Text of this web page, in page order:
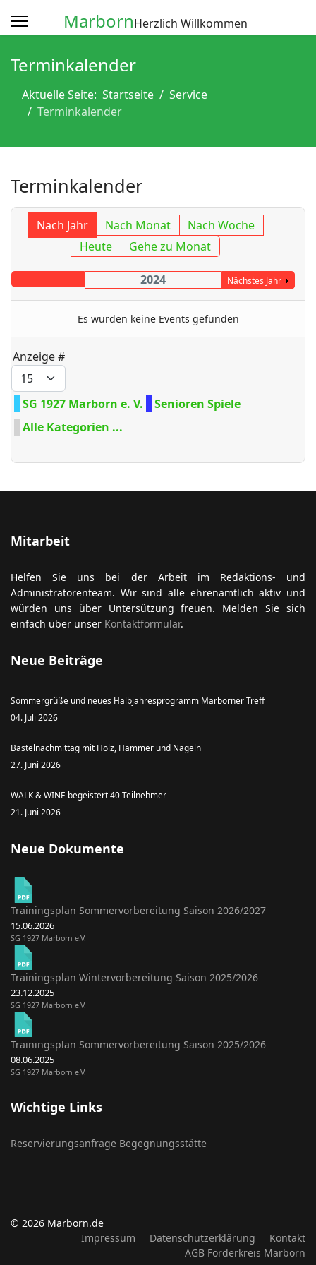
MarbornHerzlich Willkommen
Terminkalender
Aktuelle Seite: Startseite
Service
Terminkalender
Terminkalender
Nach Jahr Nach Monat
Nach Woche
Heute
Gehe zu Monat
2024 Nächstes Jahr
Es wurden keine Events gefunden
Anzeige #
SG 1927 Marborn e. V.
Senioren Spiele
Alle Kategorien ...
Mitarbeit
Helfen Sie uns bei der Arbeit im Redaktions- und
Administratorenteam. Wir sind alle ehrenamtlich aktiv und
würden uns über Untersützung freuen. Melden Sie sich
einfach über unser Kontaktformular.
Neue Beiträge
Sommergrüße und neues Halbjahresprogramm Marborner Treff
04. Juli 2026
Bastelnachmittag mit Holz, Hammer und Nägeln
27. Juni 2026
WALK & WINE begeistert 40 Teilnehmer
21. Juni 2026
Neue Dokumente
Trainingsplan Sommervorbereitung Saison 2026/2027
15.06.2026
SG 1927 Marborn e.V.
Trainingsplan Wintervorbereitung Saison 2025/2026
23.12.2025
SG 1927 Marborn e.V.
Trainingsplan Sommervorbereitung Saison 2025/2026
08.06.2025
SG 1927 Marborn e.V.
Wichtige Links
Reservierungsanfrage Begegnungsstätte
© 2026 Marborn.de
Impressum
Datenschutzerklärung
Kontakt
AGB Förderkreis Marborn
anzeigen